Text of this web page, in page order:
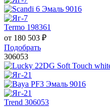
Termo 198361
от 180 503 ₽
Подобрать
306053
Trend 306053